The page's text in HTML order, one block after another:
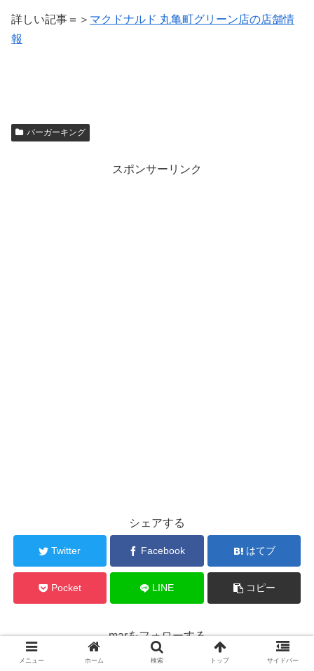
詳しい記事＝＞ マクドナルド 丸亀町グリーン店の店舗情
報
バーガーキング
スポンサーリンク
シェアする
Twitter Facebook はてブ
Pocket LINE コピー
marをフォローする
メニュー ホーム 検索 トップ サイドバー